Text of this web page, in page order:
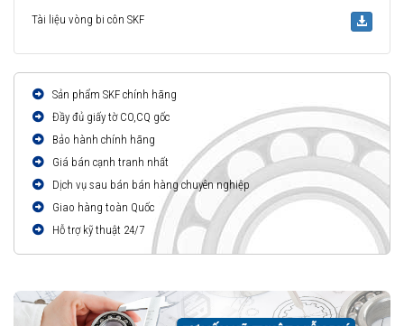
Tài liệu vòng bi côn SKF
Sản phẩm SKF chính hãng
Đầy đủ giấy tờ CO,CQ gốc
Bảo hành chính hãng
Giá bán cạnh tranh nhất
Dịch vụ sau bán bán hàng chuyên nghiệp
Giao hàng toàn Quốc
Hỗ trợ kỹ thuật 24/7